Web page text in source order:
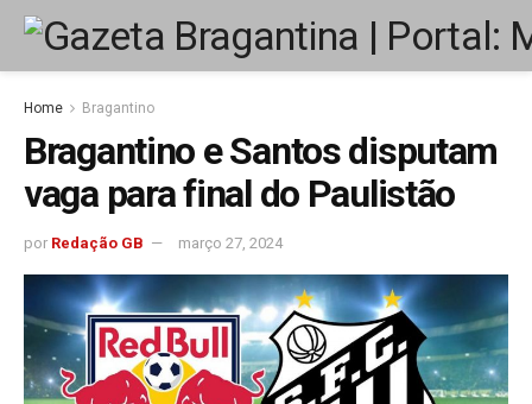
Home Bragantino
Bragantino e Santos disputam
vaga para final do Paulistão
por Redação GB março 27, 2024